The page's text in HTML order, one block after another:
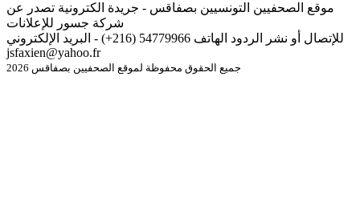
موقع الصحفيين التونسيين بصفاقس - جريدة الكترونية تصدر عن
شركة جسور للإعلانات
للإتصال أو نشر الردود الهاتف 54779966 (216+) - البريد الإلكتروني
jsfaxien@yahoo.fr
جميع الحقوق محفوظة لموقع الصحفيين بصفاقس 2026